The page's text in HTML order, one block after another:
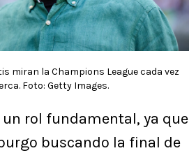
miran la Champions League cada vez
Foto: Getty Images.
rol fundamental, ya que
buscando la final de